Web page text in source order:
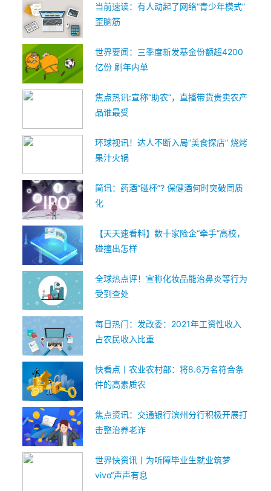
当前速读：有人动起了网络“青少年模式”
歪脑筋
世界要闻：三季度新发基金份额超4200
亿份 刷年内单
焦点热讯:宣称“助农”，直播带货贵卖农产
品谁最受
环球视讯！达人不断入局“美食探店” 烧烤
果汁火锅
简讯：药酒“碰杯”? 保健酒何时突破同质
化
【天天速看料】数十家险企“牵手”高校，
碰撞出怎样
全球热点评！宣称化妆品能治鼻炎等行为
受到查处
每日热门：发改委：2021年工资性收入
占农民收入比重
快看点丨农业农村部：将8.6万名符合条
件的高素质农
焦点资讯：交通银行滨州分行积极开展打
击整治养老诈
世界快资讯丨为听障毕业生就业筑梦
vivo“声声有息